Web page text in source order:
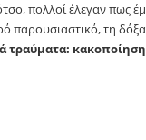
πολλοί έλεγαν πως
παρουσιαστικό, τη
τραύματα: